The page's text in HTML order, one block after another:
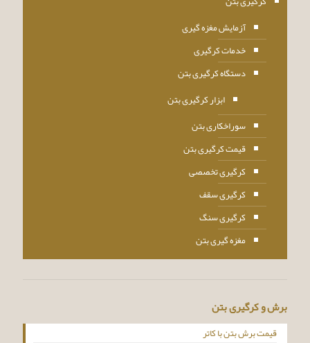
آزمایش مغزه گیری
خدمات کرگیری
دستگاه کرگیری بتن
ابزار کرگیری بتن
سوراخکاری بتن
قیمت کرگیری بتن
کرگیری تخصصی
کرگیری سقف
کرگیری سنگ
مغزه گیری بتن
برش و کرگیری بتن
قیمت برش بتن با کاتر